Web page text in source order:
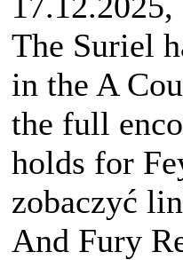
The Suriel
in the A
the full
holds for
zobaczyć
And Fury